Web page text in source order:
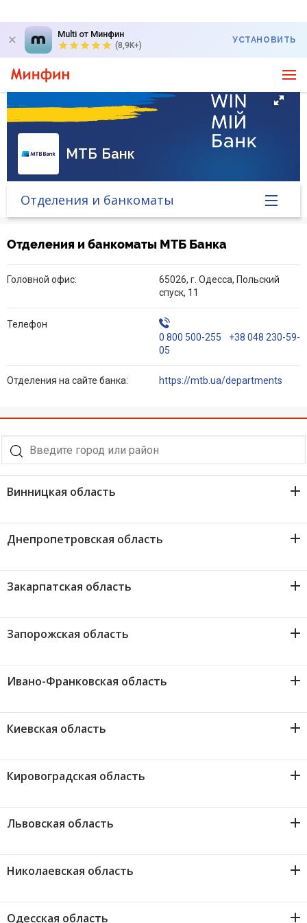
Multi от Минфин
(8,9K+)
УСТАНОВИТЬ
МТБ Банк
Банк в новостях
Кредити для бізнеса
Кредиты
Отделения и банкоматы
Отделения и банкоматы
Интернет-банкинг
Банки-партнеры
Счета для бизнеса
Отделения и банкоматы МТБ Банка
Головной офис:
65026, г. Одесса, Польский
спуск, 11
Телефон
0 800 500-255
+38 048 230-59-
05
Отделения на сайте банка: https://mtb.ua/departments
Винницкая область
Винница 1
Днепропетровская область
Днепр 1
Закарпатская область
Ужгород 1
Запорожская область
Запорожье 1
Ивано-Франковская область
Ивано-Франковск 1
Киевская область
Киев 2
Кировоградская область
Кропивницкий (Кировоград) 2
Львовская область
Львов 1
Николаевская область
Николаев 2
Одесская область